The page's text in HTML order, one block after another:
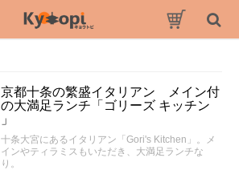
京都十条の繁盛イタリアン メイン付
の大満足ランチ「ゴリーズ キッチン
」
十条大宮にあるイタリアン「Gori's Kitchen」。メ
インやティラミスもいただき、大満足ランチな
り。